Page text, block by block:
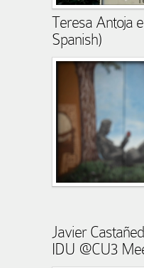
Teresa Antoja
Spanish)
Javier
IDU @CU3